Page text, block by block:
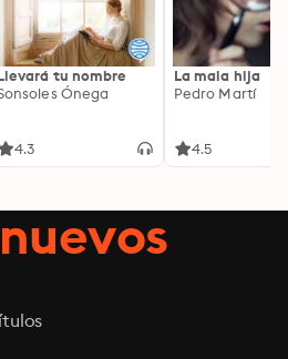
tu nombre
Ónega
4.3
La mala hija
Pedro Martí
4.5